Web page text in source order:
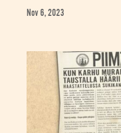
Nov 6, 2023